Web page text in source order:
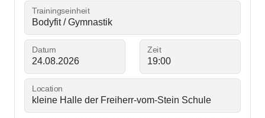
Trainingseinheit
Datum Zeit
Location